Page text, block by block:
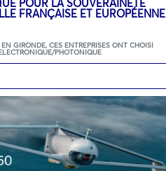
FRANÇAISE ET EUROPÉENNE
GIRONDE,CES ENTREPRISES ONT CHOISI
PHOTONIQUE